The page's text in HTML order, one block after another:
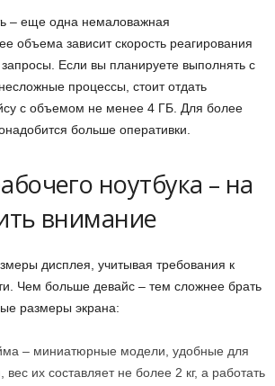
– еще одна немаловажная
объема зависит скорость реагирования
Если вы планируете выполнять с
процессы, стоит отдать
с объемом не менее 4 ГБ. Для более
больше оперативки.
ноутбука – на
внимание
дисплея, учитывая требования к
Чем больше девайс – тем сложнее брать
размеры экрана:
– миниатюрные модели, удобные для
вес их составляет не более 2 кг, а работать